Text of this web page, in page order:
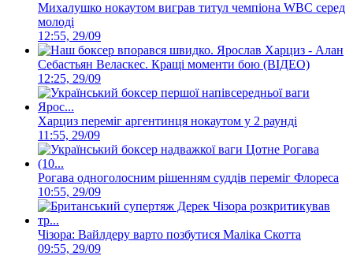
Михалушко нокаутом виграв титул чемпіона WBC серед
молоді
12:55, 29/09
Ярослав Харциз - Алан
Себастьян Веласкес. Кращі моменти бою (ВІДЕО)
12:25, 29/09
Харциз переміг аргентинця нокаутом у 2 раунді
11:55, 29/09
Рогава одноголосним рішенням суддів переміг Флореса
10:55, 29/09
Чізора: Вайлдеру варто позбутися Маліка Скотта
09:55, 29/09